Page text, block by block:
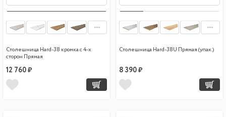
Столешница Hard-38 кромка с 4-х
сторон Прямая
12 760 ₽
Столешница Hard-38U Прямая (упак.)
8 390 ₽